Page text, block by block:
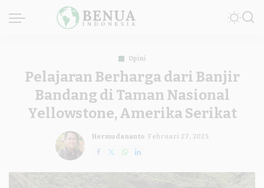
Opini
Pelajaran Berharga dari Banjir
Bandang di Taman Nasional
Yellowstone, Amerika Serikat
Posted
by
Hermudananto Februari 27, 2025